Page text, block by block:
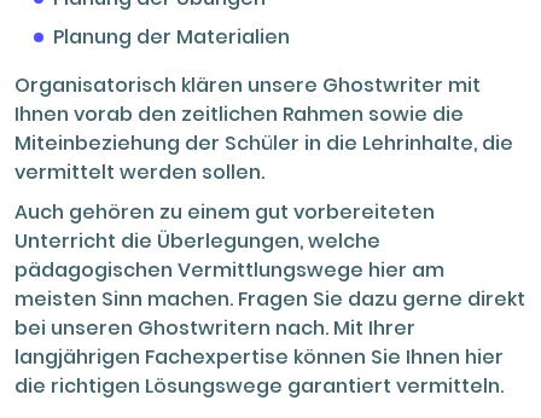
Planung der Materialien
Organisatorisch klären unsere Ghostwriter mit
Ihnen vorab den zeitlichen Rahmen sowie die
Miteinbeziehung der Schüler in die Lehrinhalte, die
vermittelt werden sollen.
Auch gehören zu einem gut vorbereiteten
Unterricht die Überlegungen, welche
pädagogischen Vermittlungswege hier am
meisten Sinn machen. Fragen Sie dazu gerne direkt
bei unseren Ghostwritern nach. Mit Ihrer
langjährigen Fachexpertise können Sie Ihnen hier
die richtigen Lösungswege garantiert vermitteln.